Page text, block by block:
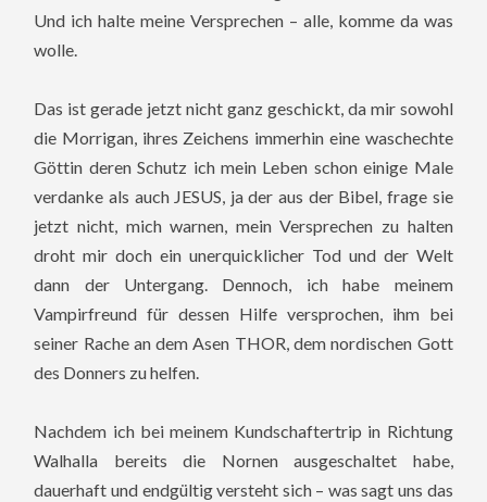
Und ich halte meine Versprechen – alle, komme da was
wolle.
Das ist gerade jetzt nicht ganz geschickt, da mir sowohl
die Morrigan, ihres Zeichens immerhin eine waschechte
Göttin deren Schutz ich mein Leben schon einige Male
verdanke als auch JESUS, ja der aus der Bibel, frage sie
jetzt nicht, mich warnen, mein Versprechen zu halten
droht mir doch ein unerquicklicher Tod und der Welt
dann der Untergang. Dennoch, ich habe meinem
Vampirfreund für dessen Hilfe versprochen, ihm bei
seiner Rache an dem Asen THOR, dem nordischen Gott
des Donners zu helfen.
Nachdem ich bei meinem Kundschaftertrip in Richtung
Walhalla bereits die Nornen ausgeschaltet habe,
dauerhaft und endgültig versteht sich – was sagt uns das